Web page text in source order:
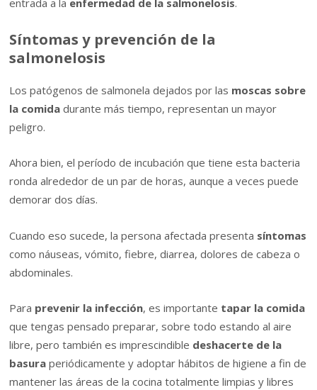
entrada a la enfermedad de la salmonelosis.
Síntomas y prevención de la
salmonelosis
Los patógenos de salmonela dejados por las moscas sobre
la comidadurante más tiempo, representan un mayor
peligro.
Ahora bien, el período de incubación que tiene esta bacteria
ronda alrededor de un par de horas, aunque a veces puede
demorar dos días.
Cuando eso sucede, la persona afectada presenta síntomas
como náuseas, vómito, fiebre, diarrea, dolores de cabeza o
abdominales.
Para prevenir la infección, es importante tapar la comida
que tengas pensado preparar, sobre todo estando al aire
libre, pero también es imprescindible deshacerte de la
basura periódicamente y adoptar hábitos de higiene a fin de
mantener las áreas de la cocina totalmente limpias y libres